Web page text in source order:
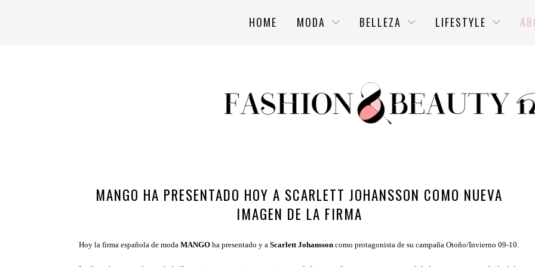
HOME MODA BELLEZA LIFESTYLE
MANGO HA PRESENTADO HOY A SCARLETT JOHANSSON COMO NUEVA
IMAGEN DE LA FIRMA
Hoy la firma española de moda MANGO ha presentado y a Scarlett Johansson como protagonista de su campaña Otoño/Invierno 09-10.